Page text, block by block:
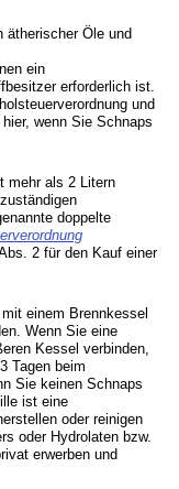
ätherischer Öle und
ein
erforderlich ist.
und
wenn Sie Schnaps
mehr als 2 Litern
doppelte
2 für den Kauf einer
einem Brennkessel
Wenn Sie eine
Kessel verbinden,
Tagen beim
Sie keinen Schnaps
ist eine
oder reinigen
oder Hydrolaten bzw.
erwerben und